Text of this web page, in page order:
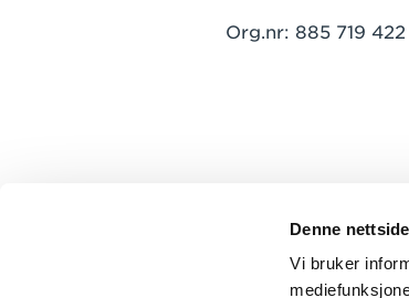
Denne
Vi bruker
Org.nr: 885 719